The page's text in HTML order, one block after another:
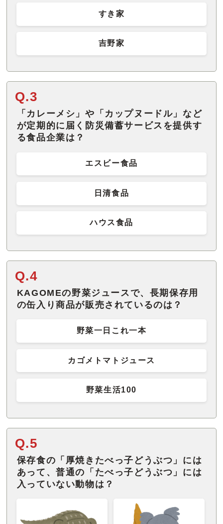
すき家
吉野家
Q.3
「カレーメシ」や「カップヌードル」など
が定期的に届く防災備蓄サービスを提供す
る食品企業は？
エスビー食品
日清食品
ハウス食品
Q.4
KAGOMEの野菜ジュースで、長期保存用
の缶入り商品が販売されているのは？
野菜一日これ一本
カゴメトマトジュース
野菜生活100
Q.5
保存食の「厚焼きたべっ子どうぶつ」には
あって、普通の「たべっ子どうぶつ」には
入っていない動物は？